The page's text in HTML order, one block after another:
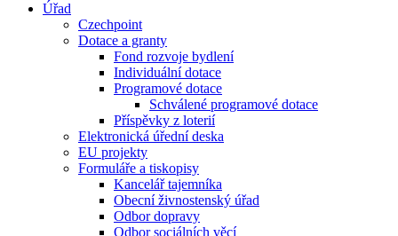
Úřad
Czechpoint
Dotace a granty
Fond rozvoje bydlení
Individuální dotace
Programové dotace
Schválené programové dotace
Příspěvky z loterií
Elektronická úřední deska
EU projekty
Formuláře a tiskopisy
Kancelář tajemníka
Obecní živnostenský úřad
Odbor dopravy
Odbor sociálních věcí